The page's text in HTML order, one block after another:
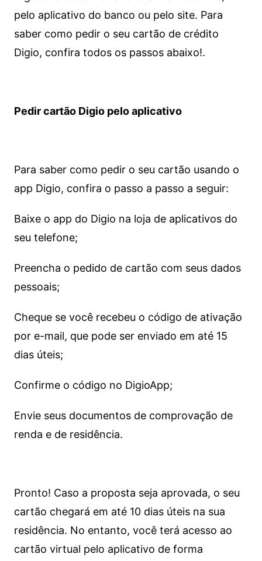
pelo aplicativo do banco ou pelo site. Para
saber como pedir o seu cartão de crédito
Digio, confira todos os passos abaixo!.
Pedir cartão Digio pelo aplicativo
Para saber como pedir o seu cartão usando o
app Digio, confira o passo a passo a seguir:
Baixe o app do Digio na loja de aplicativos do
seu telefone;
Preencha o pedido de cartão com seus dados
pessoais;
Cheque se você recebeu o código de ativação
por e-mail, que pode ser enviado em até 15
dias úteis;
Confirme o código no DigioApp;
Envie seus documentos de comprovação de
renda e de residência.
Pronto! Caso a proposta seja aprovada, o seu
cartão chegará em até 10 dias úteis na sua
residência. No entanto, você terá acesso ao
cartão virtual pelo aplicativo de forma